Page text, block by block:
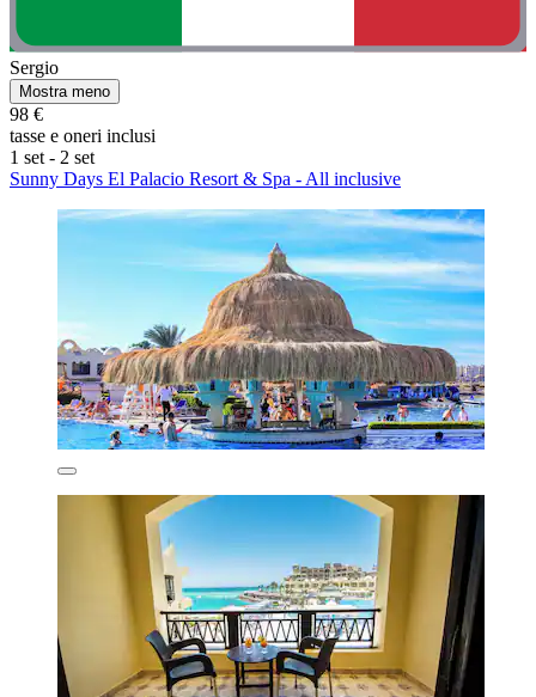
Sergio
Mostra meno
98 €
tasse e oneri inclusi
1 set - 2 set
Sunny Days El Palacio Resort & Spa - All inclusive